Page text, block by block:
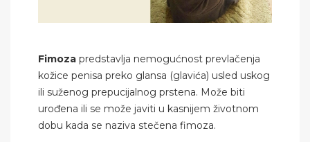
Fimoza predstavlja nemogućnost prevlačenja
kožice penisa preko glansa (glavića) usled uskog
ili suženog prepucijalnog prstena. Može biti
urođena ili se može javiti u kasnijem životnom
dobu kada se naziva stečena fimoza.